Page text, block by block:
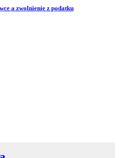
a zwolnienie z podatku